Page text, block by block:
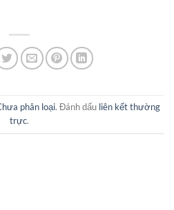
phân loại. Đánh dấu liên kết thường
trực.